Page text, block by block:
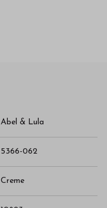
Abel & Lula
5366-062
Creme